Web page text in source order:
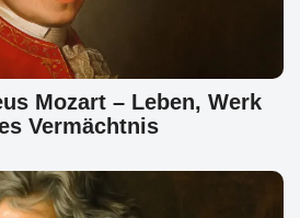
Mozart – Leben, Werk
Vermächtnis